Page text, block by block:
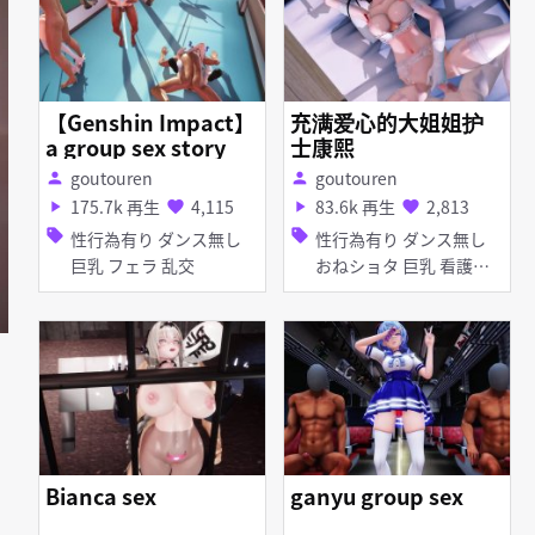
【Genshin Impact】
a group sex story
person goutouren
play_arrow 175.7k 再生 favorite 4,115
sell 性行為有り ダンス無し
巨乳 フェラ 乱交
充满爱心的大姐姐护
士康熙
person goutouren
play_arrow 83.6k 再生 favorite 2,813
sell 性行為有り ダンス無し
おねショタ 巨乳 看護
婦・ナース バイブ・ロー
ター パイズリ フェラ
Bianca sex ganyu group sex